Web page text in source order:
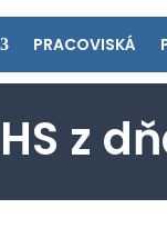
PRACOVISKÁ
z